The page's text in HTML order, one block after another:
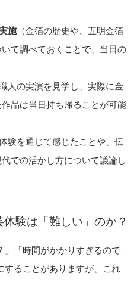
施（金箔の歴史や、五明金箔
て調べておくことで、当日の
職人の実演を見学し、実際に金
品は当日持ち帰ることが可能
体験を通じて感じたことや、伝
での活かし方について議論し
験は「難しい」のか？
」「時間がかかりすぎるので
することがありますが、これ